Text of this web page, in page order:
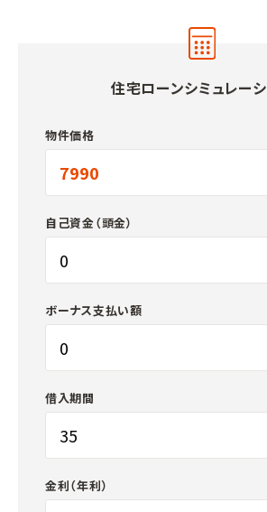
住宅ローンシミュレー
物件価格
自己資金（頭金）
ボーナス支払い額
借入期間
金利（年利）